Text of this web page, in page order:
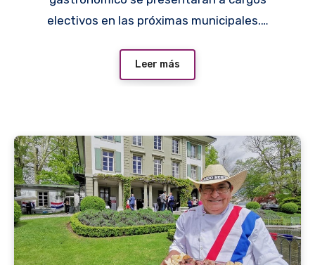
electivos en las próximas municipales.…
Leer más